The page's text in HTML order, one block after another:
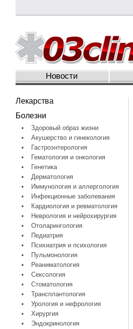
Новости
Лекарства
Болезни
•
Здоровый образ жизни
•
Акушерство и гинекология
•
Гастроэнтерология
•
Гематология и онкология
•
Генетика
•
Дерматология
•
Иммунология и аллергология
•
Инфекционные заболевания
•
Кардиология и ревматология
•
Неврология и нейрохирургия
•
Отоларингология
•
Педиатрия
•
Психиатрия и психология
•
Пульмонология
•
Реаниматология
•
Сексология
•
Стоматология
•
Трансплантология
•
Урология и нефрология
•
Хирургия
•
Эндокринология